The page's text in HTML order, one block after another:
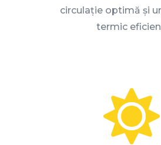
circulație optimă și
termic
